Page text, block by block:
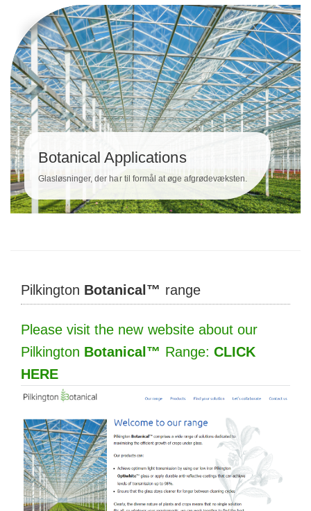
Botanical Applications
Glasløsninger, der har til formål at øge afgrødevæksten.
Pilkington Botanical™ range
Please visit the new website about our
Pilkington Botanical™ Range: CLICK
HERE